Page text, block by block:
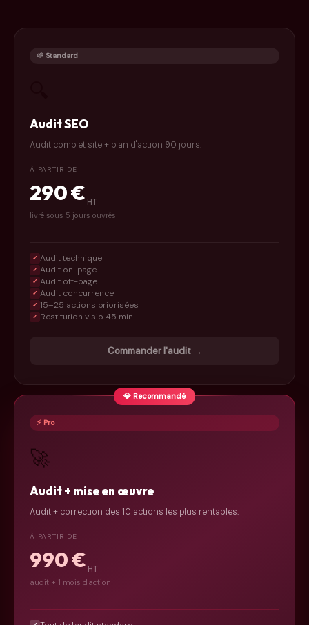
🌱 Standard
Audit SEO
Audit complet site + plan d'action 90 jours.
À PARTIR DE
290 € HT
livré sous 5 jours ouvrés
✓ Audit technique
✓ Audit on-page
✓ Audit off-page
✓ Audit concurrence
✓ 15–25 actions priorisées
✓ Restitution visio 45 min
Commander l'audit →
💎 Recommandé
⚡ Pro
🚀
Audit + mise en œuvre
Audit + correction des 10 actions les plus rentables.
À PARTIR DE
990 € HT
audit + 1 mois d'action